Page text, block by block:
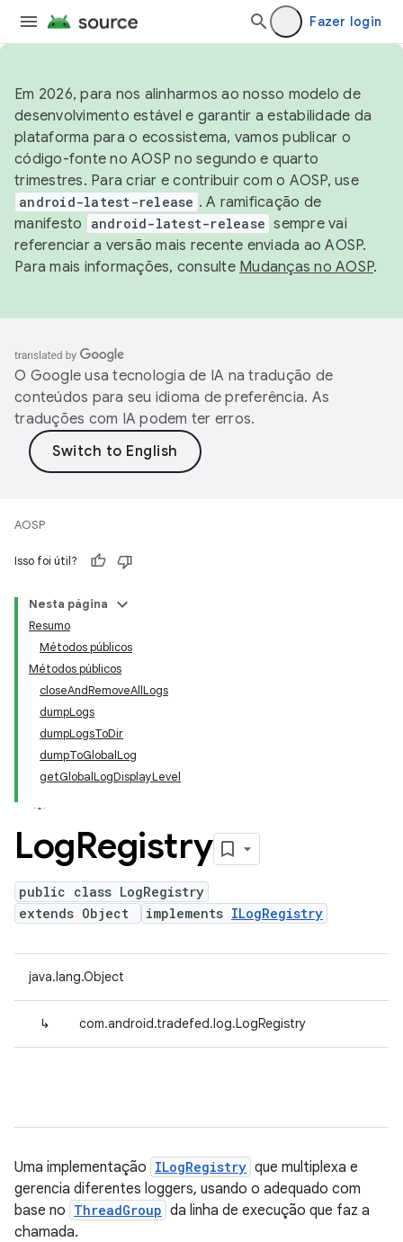
Fazer login
Em 2026, para nos alinharmos ao nosso modelo de
desenvolvimento estável e garantir a estabilidade da
plataforma para o ecossistema, vamos publicar o
código-fonte no AOSP no segundo e quarto
trimestres. Para criar e contribuir com o AOSP, use
android-latest-release . A ramificação de
manifesto
android-latest-release sempre vai
referenciar a versão mais recente enviada ao AOSP.
Para mais informações, consulte Mudanças no AOSP.
O Google usa tecnologia de IA na tradução de
conteúdos para seu idioma de preferência. As
traduções com IA podem ter erros.
AOSP
Isso foi útil?
Nesta página
Resumo
Métodos públicos
Métodos públicos
closeAndRemoveAllLogs
dumpLogs
dumpLogsToDir
dumpToGlobalLog
getGlobalLogDisplayLevel
LogRegistry
public class LogRegistry
extends Object
implements ILogRegistry
java.lang.Object
↳ com.android.tradefed.log.LogRegistry
Uma implementação ILogRegistry que multiplexa e
gerencia diferentes loggers, usando o adequado com
base no ThreadGroup da linha de execução que faz a
chamada.